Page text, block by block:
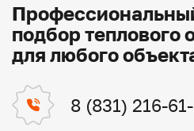
подбор теплового
для любого
8 (831) 216-